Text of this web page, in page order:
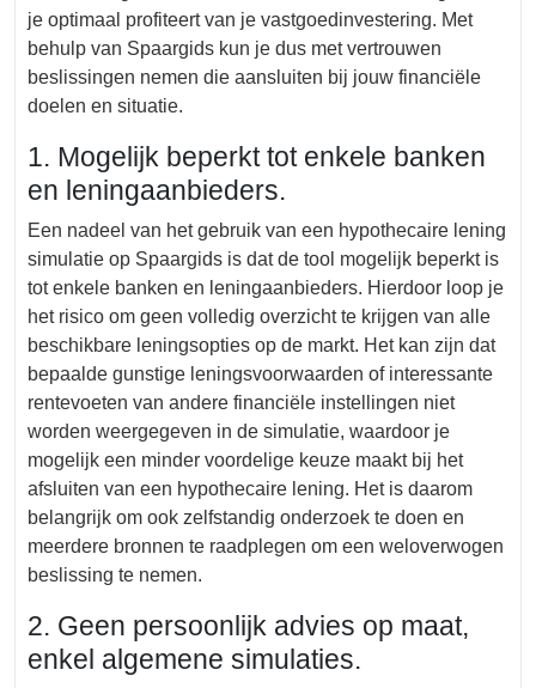
je optimaal profiteert van je vastgoedinvestering. Met
behulp van Spaargids kun je dus met vertrouwen
beslissingen nemen die aansluiten bij jouw financiële
doelen en situatie.
1. Mogelijk beperkt tot enkele banken
en leningaanbieders.
Een nadeel van het gebruik van een hypothecaire lening
simulatie op Spaargids is dat de tool mogelijk beperkt is
tot enkele banken en leningaanbieders. Hierdoor loop je
het risico om geen volledig overzicht te krijgen van alle
beschikbare leningsopties op de markt. Het kan zijn dat
bepaalde gunstige leningsvoorwaarden of interessante
rentevoeten van andere financiële instellingen niet
worden weergegeven in de simulatie, waardoor je
mogelijk een minder voordelige keuze maakt bij het
afsluiten van een hypothecaire lening. Het is daarom
belangrijk om ook zelfstandig onderzoek te doen en
meerdere bronnen te raadplegen om een weloverwogen
beslissing te nemen.
2. Geen persoonlijk advies op maat,
enkel algemene simulaties.